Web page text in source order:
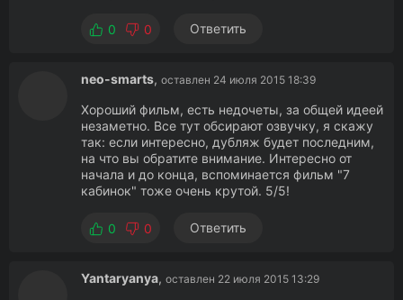
0 0 Ответить
neo-smarts, оставлен 24 июля 2015 18:39
Хороший фильм, есть недочеты, за общей идеей
незаметно. Все тут обсирают озвучку, я скажу
так: если интересно, дубляж будет последним,
на что вы обратите внимание. Интересно от
начала и до конца, вспоминается фильм "7
кабинок" тоже очень крутой. 5/5!
0 0 Ответить
Yantaryanya, оставлен 22 июля 2015 13:29